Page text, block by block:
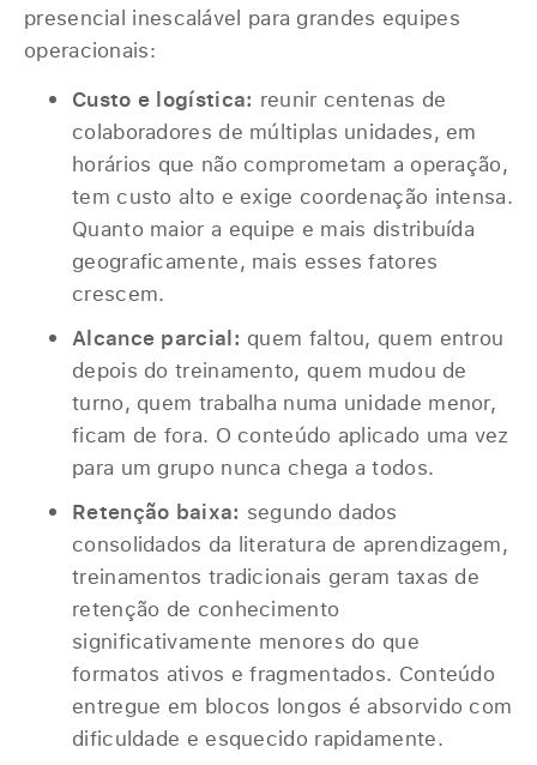
presencial inescalável para grandes equipes
operacionais:
Custo e logística: reunir centenas de
colaboradores de múltiplas unidades, em
horários que não comprometam a operação,
tem custo alto e exige coordenação intensa.
Quanto maior a equipe e mais distribuída
geograficamente, mais esses fatores
crescem.
Alcance parcial: quem faltou, quem entrou
depois do treinamento, quem mudou de
turno, quem trabalha numa unidade menor,
ficam de fora. O conteúdo aplicado uma vez
para um grupo nunca chega a todos.
Retenção baixa: segundo dados
consolidados da literatura de aprendizagem,
treinamentos tradicionais geram taxas de
retenção de conhecimento
significativamente menores do que
formatos ativos e fragmentados. Conteúdo
entregue em blocos longos é absorvido com
dificuldade e esquecido rapidamente.